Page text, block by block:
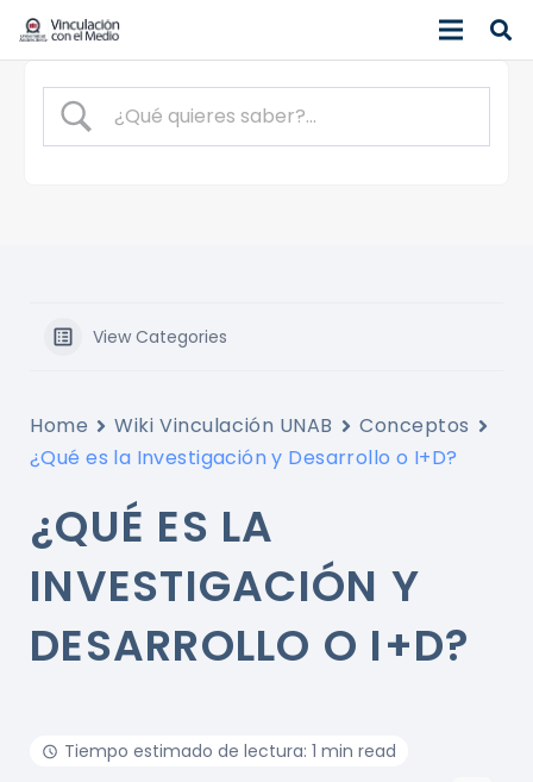
View Categories
Home Wiki Vinculación UNAB
Conceptos
¿Qué es la Investigación y Desarrollo o I+D?
¿QUÉ ES LA
INVESTIGACIÓN Y
DESARROLLO O I+D?
Tiempo estimado de lectura: 1 min read